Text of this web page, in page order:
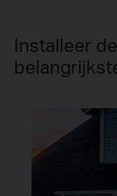
Installeer